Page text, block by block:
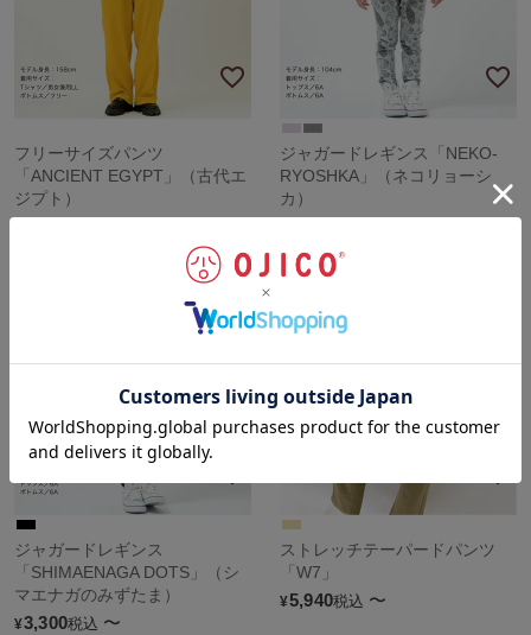
フリーサイズパンツ
「ANCIENT EGYPT」（古代エ
ジプト）
ジャガードレギンス「NEKO-
RYOSHKA」（ネコリョーシ
カ）
ジャガードレギンス
「SHIMAENAGA DOTS」（シ
マエナガのみずたま）
¥3,300税込 〜
ストレッチテーパードパンツ
「W7」
¥5,940税込 〜